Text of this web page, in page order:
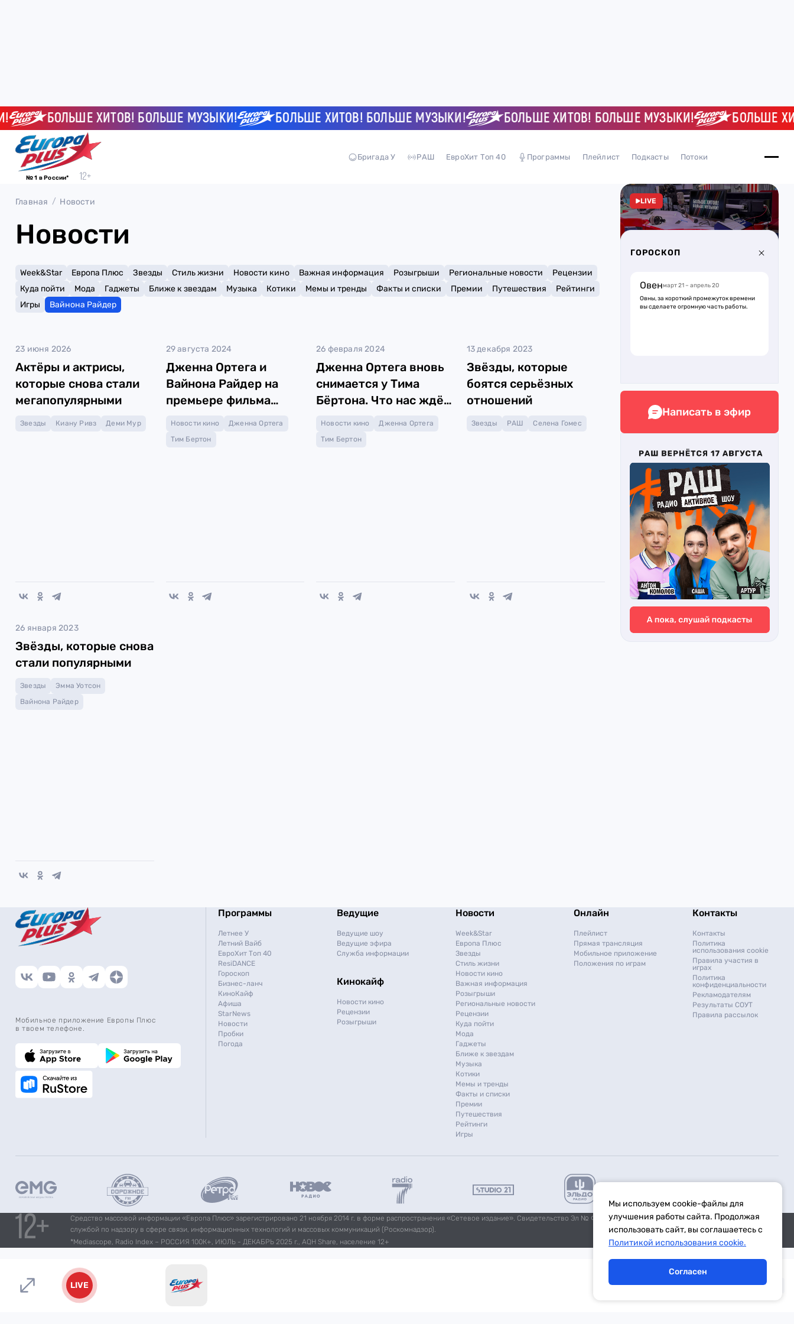
БОЛЬШЕ ХИТОВ! БОЛЬШЕ МУЗЫКИ! БОЛЬШЕ ХИТОВ! БОЛЬШЕ МУЗЫКИ! БОЛЬШЕ ХИТОВ! БОЛЬШЕ МУЗЫКИ! БОЛЬШЕ
№ 1 в России*
Бригада У РАШ ЕвроХит Топ 40 Программы Плейлист Подкасты Потоки
Главная Новости
Новости
Week&Star Европа Плюс Звезды Стиль жизни Новости кино Важная информация Розыгрыши Региональные новости
Рецензии
Куда пойти
Мода Гаджеты Ближе к звездам Музыка Котики Мемы и тренды Факты и списки Премии Путешествия
Рейтинги
Игры
Вайнона Райдер
23 июня 2026
Актёры и актрисы,
которые снова стали
мегапопулярными
Звезды Киану Ривз Деми Мур
29 августа 2024
Дженна Ортега и
Вайнона Райдер на
премьере фильма
«Битлджус Битлджус»
Новости кино
Дженна Ортега
Тим Бертон
26 февраля 2024
Дженна Ортега вновь
снимается у Тима
Бёртона. Что нас ждёт
в «Битлджусе 2»?
Новости кино
Дженна Ортега
Тим Бертон
13 декабря 2023
Звёзды, которые
боятся серьёзных
отношений
Звезды РАШ Селена Гомес
26 января 2023
Звёзды, которые снова
стали популярными
Звезды
Эмма Уотсон
Вайнона Райдер
LIVE
ГОРОСКОП
Овенмарт 21 – апрель 20
Овны, за короткий промежуток времени
вы сделаете огромную часть работы.
Написать в эфир
Мобильное приложение Европы Плюс
в твоем телефоне.
Программы
Летнее У
Летний Вайб
ЕвроХит Топ 40
ResiDANCE
Гороскоп
Бизнес-ланч
КиноКайф
Афиша
StarNews
Новости
Пробки
Погода
Ведущие
Ведущие шоу
Ведущие эфира
Служба информации
Кинокайф
Новости кино
Рецензии
Розыгрыши
Новости
Week&Star
Европа Плюс
Звезды
Стиль жизни
Новости кино
Важная информация
Розыгрыши
Региональные новости
Рецензии
Куда пойти
Мода
Гаджеты
Ближе к звездам
Музыка
Котики
Мемы и тренды
Факты и списки
Премии
Путешествия
Рейтинги
Игры
Онлайн
Плейлист
Прямая трансляция
Мобильное приложение
Положения по играм
Контакты
Контакты
Политика
использования cookie
Правила участия в
играх
Политика
конфиденциальности
Рекламодателям
Результаты СОУТ
Правила рассылок
Средство массовой информации «Европа Плюс» зарегистрировано 21 ноября 2014 г. в форме распространения «Сетевое издание». Свидетельство Эл № ФС77-59972 от 21.11.2014 выдано Федеральной
службой по надзору в сфере связи, информационных технологий и массовых коммуникаций (Роскомнадзор).
*Mediascope, Radio Index – РОССИЯ 100К+, ИЮЛЬ - ДЕКАБРЬ 2025 г., AQH Share, население 12+
LIVE
Мы используем cookie-файлы для
улучшения работы сайта. Продолжая
использовать сайт, вы соглашаетесь с
Политикой использования cookie.
Согласен